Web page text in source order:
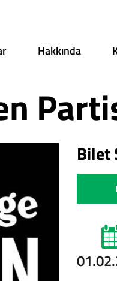
Hakkında
Bilet